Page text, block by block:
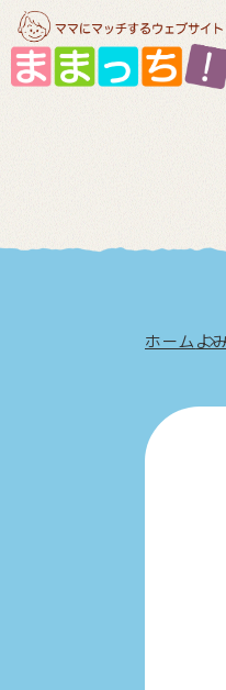
ホーム よ